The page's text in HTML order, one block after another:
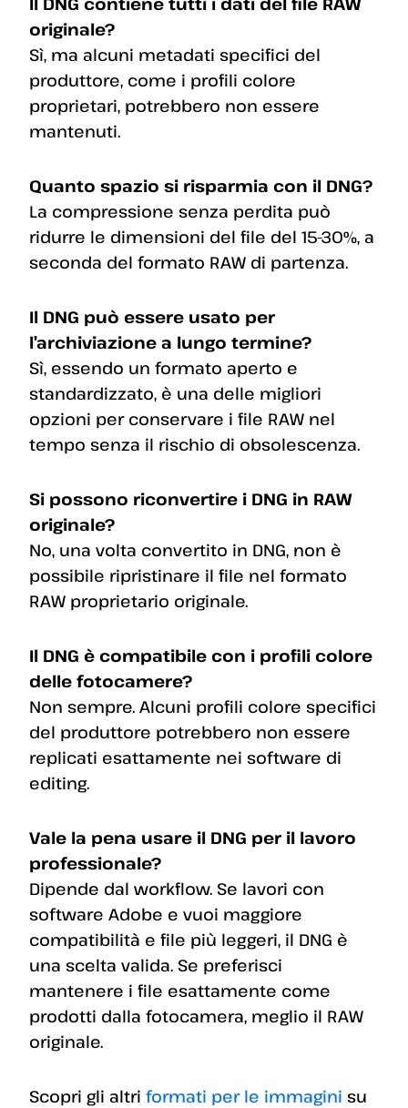
originale?
Sì, ma alcuni metadati specifici del
produttore, come i profili colore
proprietari, potrebbero non essere
mantenuti.
Quanto spazio si risparmia con il DNG?
La compressione senza perdita può
ridurre le dimensioni del file del 15-30%, a
seconda del formato RAW di partenza.
Il DNG può essere usato per
l’archiviazione a lungo termine?
Sì, essendo un formato aperto e
standardizzato, è una delle migliori
opzioni per conservare i file RAW nel
tempo senza il rischio di obsolescenza.
Si possono riconvertire i DNG in RAW
originale?
No, una volta convertito in DNG, non è
possibile ripristinare il file nel formato
RAW proprietario originale.
Il DNG è compatibile con i profili colore
delle fotocamere?
Non sempre. Alcuni profili colore specifici
del produttore potrebbero non essere
replicati esattamente nei software di
editing.
Vale la pena usare il DNG per il lavoro
professionale?
Dipende dal workflow. Se lavori con
software Adobe e vuoi maggiore
compatibilità e file più leggeri, il DNG è
una scelta valida. Se preferisci
mantenere i file esattamente come
prodotti dalla fotocamera, meglio il RAW
originale.
Scopri gli altri formati per le immagini su